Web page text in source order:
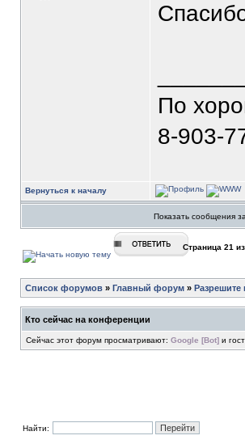
По
8-903-
Вернуться к началу
Показать сообщения
Страница 21 из
Список форумов » Главный форум » Разрешите
Кто сейчас на конференции
Сейчас этот форум просматривают: Google [Bot] и
Найти: